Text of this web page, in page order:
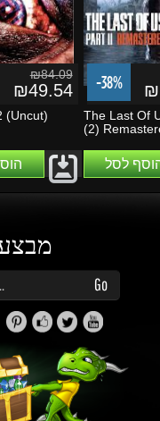
₪84.09
₪49.54
(Uncut)
-38%
The Last Of
(2)
הוסף לסל
זה נראה מעניין...